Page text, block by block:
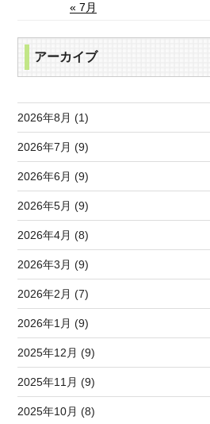
« 7月
アーカイブ
2026年8月 (1)
2026年7月 (9)
2026年6月 (9)
2026年5月 (9)
2026年4月 (8)
2026年3月 (9)
2026年2月 (7)
2026年1月 (9)
2025年12月 (9)
2025年11月 (9)
2025年10月 (8)